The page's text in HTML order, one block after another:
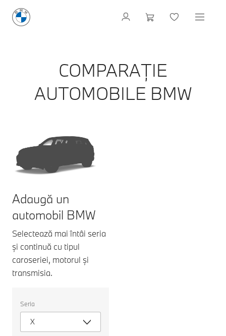
COMPARAȚIE
AUTOMOBILE BMW
Adaugă un
automobil BMW
Selectează mai întâi seria
și continuă cu tipul
caroseriei, motorul și
transmisia.
următoarele
proprietăți
pentru
a
Seria
X